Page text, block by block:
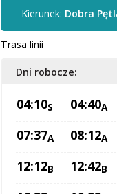
Kierunek: Dobra
Trasa linii
Dni robocze:
04:10S 04:40A
07:37A 08:12A
12:12B 12:42B